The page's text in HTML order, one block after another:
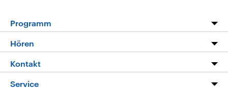
Programm
Programm
Die Nachrichten
Nachrichtenleicht
Hören
Livestream
Kontakt
Hörerservice
Service